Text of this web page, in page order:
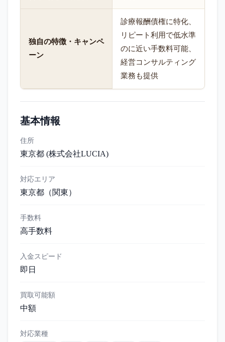
独自の特徴・キャンペ
ーン
診療報酬債権に特化、
リピート利用で低水準
のに近い手数料可能、
経営コンサルティング
業務も提供
基本情報
住所
東京都 (株式会社LUCIA)
対応エリア
東京都 （関東）
手数料
高手数料
入金スピード
即日
買取可能額
中額
対応業種